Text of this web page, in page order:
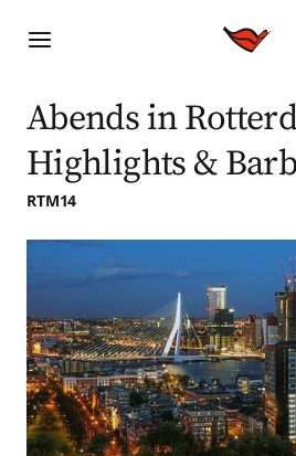
Abends in
Highlights &
RTM14